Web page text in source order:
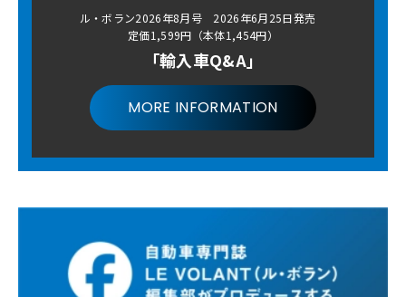
ル・ボラン2026年8月号 2026年6月25日発売
定価1,599円（本体1,454円）
「輸入車Q&A」
MORE INFORMATION